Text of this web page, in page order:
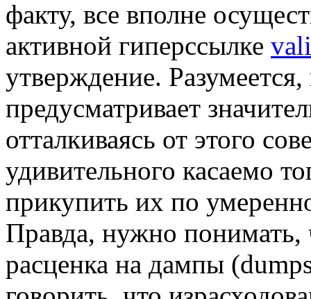
факту, все вполне
активной гиперссылке
утверждение.
предусматривает
отталкиваясь от этого
удивительного касаемо
прикупить их по
Правда, нужно понимать,
расценка на дампы